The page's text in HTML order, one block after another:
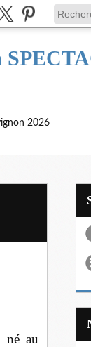
2026
né au